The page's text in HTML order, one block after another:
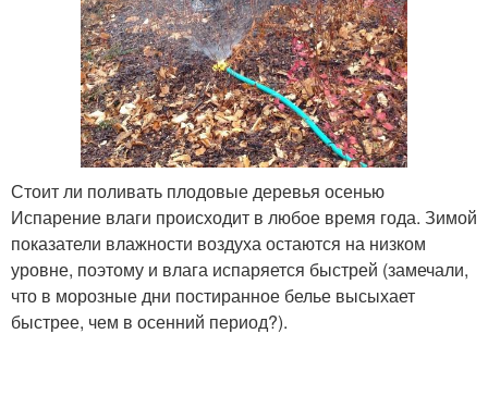
Стоит ли поливать плодовые деревья осенью
Испарение влаги происходит в любое время года. Зимой
показатели влажности воздуха остаются на низком
уровне, поэтому и влага испаряется быстрей (замечали,
что в морозные дни постиранное белье высыхает
быстрее, чем в осенний период?).